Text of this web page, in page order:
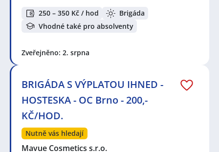
250 – 350 Kč / hod
Brigáda
Vhodné také pro absolventy
Zveřejněno: 2. srpna
BRIGÁDA S VÝPLATOU IHNED -
HOSTESKA - OC Brno - 200,-
KČ/HOD.
Nutně vás hledají
Mavue Cosmetics s.r.o.